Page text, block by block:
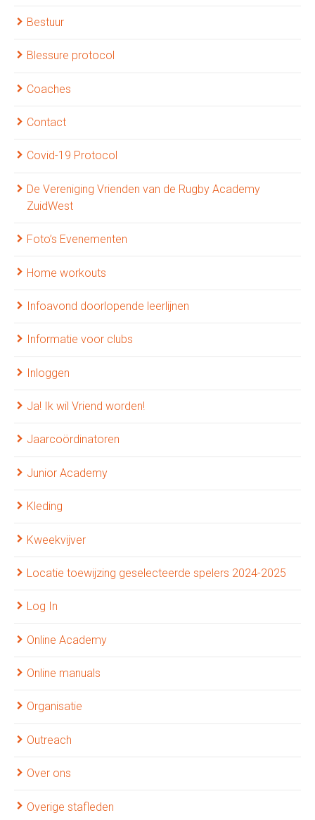
Bestuur
Blessure protocol
Coaches
Contact
Covid-19 Protocol
De Vereniging Vrienden van de Rugby Academy
ZuidWest
Foto’s Evenementen
Home workouts
Infoavond doorlopende leerlijnen
Informatie voor clubs
Inloggen
Ja! Ik wil Vriend worden!
Jaarcoördinatoren
Junior Academy
Kleding
Kweekvijver
Locatie toewijzing geselecteerde spelers 2024-2025
Log In
Online Academy
Online manuals
Organisatie
Outreach
Over ons
Overige stafleden